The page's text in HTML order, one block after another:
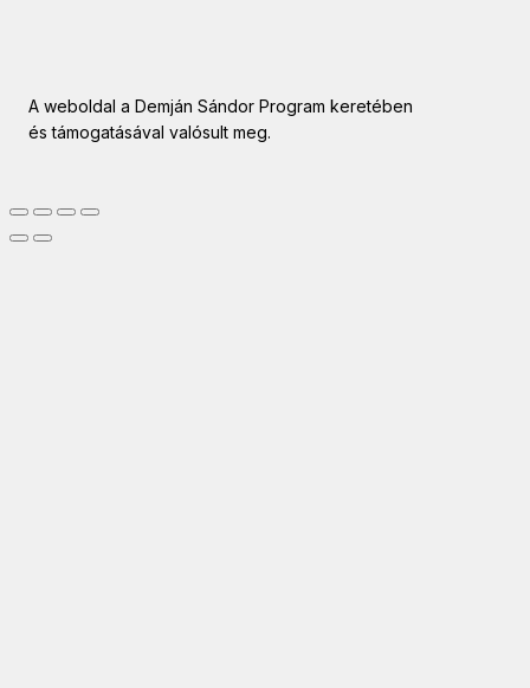
A weboldal a Demján Sándor Program keretében
és támogatásával valósult meg.